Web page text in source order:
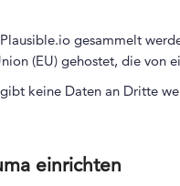
gesammelt
(EU) gehostet, die von
keine Daten an Dritte
einrichten